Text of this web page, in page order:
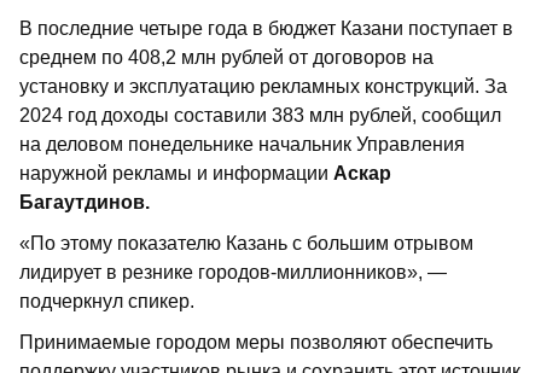
В последние четыре года в бюджет Казани поступает в
среднем по 408,2 млн рублей от договоров на
установку и эксплуатацию рекламных конструкций. За
2024 год доходы составили 383 млн рублей, сообщил
на деловом понедельнике начальник Управления
наружной рекламы и информации Аскар
Багаутдинов.
«По этому показателю Казань с большим отрывом
лидирует в резнике городов-миллионников», —
подчеркнул спикер.
Принимаемые городом меры позволяют обеспечить